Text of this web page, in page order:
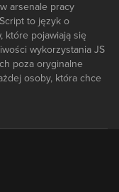
arsenale pracy
to język o
które pojawiają się
wykorzystania JS
poza oryginalne
osoby, która chce